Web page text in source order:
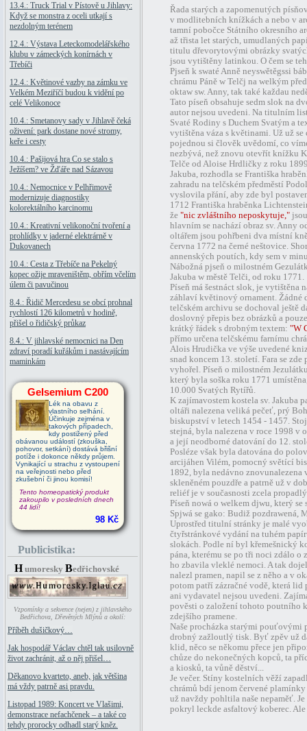
13.4.: Truck Trial v Pístově u Jihlavy:
Když se monstra z oceli utkají s
nezdolným terénem
12.4.: Výstava Leteckomodelářského
klubu v zámeckých konírnách v
Třebíči
12.4.: Květinové vazby na zámku ve
Velkém Meziříčí budou k vidění po
celé Velikonoce
10.4.: Smetanovy sady v Jihlavě čeká
oživení: park dostane nové stromy,
keře i cesty
10.4.: Pašijová hra Co se stalo s
Ježíšem? ve Žďáře nad Sázavou
10.4.: Nemocnice v Pelhřimově
modernizuje diagnostiky
kolorektálního karcinomu
10.4.: Kreativní velikonoční tvoření a
prohlídky v jaderné elektrárně v
Dukovanech
10.4.: Cesta z Třebíče na Pekelný
kopec ožije mraveništěm, obřím včelím
úlem či pavučinou
8.4.: Řidič Mercedesu se obcí prohnal
rychlostí 126 kilometrů v hodině,
přišel o řidičský průkaz
8.4.: V jihlavské nemocnici na Den
zdraví poradí kuřákům i nastávajícím
maminkám
Gelsemium C200
Lék na obavu z
vlastního selhání.
Účinkuje zejména v
takových případech,
kdy postižený před
obávanou událostí (zkouška,
pohovor, setkání) dostává břišní
potíže i dokonce někdy průjem.
Vynikající u strachu z vystoupení
na veřejnosti nebo před
zkušební či jinou komisí!
Tento homeopatický produkt
zakoupilo v posledních dnech
44 lidí!
98 Kč
Publicistika:
H umoresky Bedřichovské
Vzpomínky a sekvence (nejen) z jihlavského
Bedřichova, Dřevěných Mlýnů a okolí:
Příběh dušičkový…
Jak hospodář Václav chtěl tak usilovně
život zachránit, až o něj přišel…
Děkanovo kvarteto, aneb, jak většina
má vždy patrně asi pravdu.
Listopad 1989: Koncert ve Vlašimi,
demonstrace nefachčenek – a také co
tehdy prorocky odhadl starý kněz.
Řada starých a zapomenutých
v modlitebních knížkách a nebo v
tamní pobočce Státního okresního
až třista let starých, umudlaných
titulu dřevorytovými obrázky
jsou vytištěny latinkou. O čem se
Pjseň k swaté Anně neyswětěgssi
chrámu Páně w Telčj na welkým
oktaw sw. Anny, tak také každau
Tato píseň obsahuje sedm slok na
autor nejsou uvedeni. Na titulním
Svaté Rodiny s Duchem Svatým a
vytištěna váza s květinami. Už už
pojednou si člověk uvědomí, co
nezbývá, než znovu otevřít knížku
Telče od Aloise Hrdličky z roku
Jakuba, rozhodla se Františka
zahradu na telčském předměstí
vyslovila přání, aby zde byl
1712 Františka hraběnka
že "nic zvláštního neposkytuje,"
hlavním se nachází obraz sv. Anny
oltářem jsou pohřbeni dva místní
června 1772 na černé neštovice.
annenských poutích, kdy sem v
Nábožná pjseň o milostném
Jakuba w městě Telči, od roku 1771.
Píseň má šestnáct slok, je vytištěna
záhlaví květinový ornament. Žádné
telčském archivu se dochoval ještě
doslovný přepis bez obrázků a
krátký řádek s drobným textem: "W
přímo určena telčskému farnímu
Alois Hrudička ve výše uvedené
snad koncem 13. století. Fara se
vyhořel. Píseň o milostném
který byla soška roku 1771
10.000 Svatých Rytířů.
K zajímavostem kostela sv. Jakuba
oltáři nalezena veliká pečeť, prý
biskupství v letech 1454 - 1457.
stejná, byla nalezena v roce 1998 v
a její neodborné datování do 12.
Posléze však byla datována do
arcijáhen Vilém, pomocný světící
1892, byla nedávno
skleněném pouzdře a patrně už v
reliéf je v současnosti zcela
Píseň nowá o welkem djwu, který
Spjwá se gako: Budiž pozdrawená,
Uprostřed titulní stránky je malé
čtyřstránkové vydání na tuhém
slokách. Podle ní byl křemešnický
pána, kterému se po tři noci zdálo o
ho zbavila vleklé nemoci. A tak
nalezl pramen, napil se z něho a v
potom patří zázračné vodě, která
ani vydavatel nejsou uvedeni.
pověsti o založení tohoto poutního
zdejšího pramene.
Naše procházka starými
drobný zažloutlý tisk. Byť zpěv už
klid, něco se někomu přece jen
chůze do nekonečných kopců, ta
a kiosků, ta vůně děství...
Je večer. Stíny kostelních věží
chrámů bdí jenom červené
už navždy pohltila naše nepaměť.
pokryl leckde asfaltový koberec. Ale